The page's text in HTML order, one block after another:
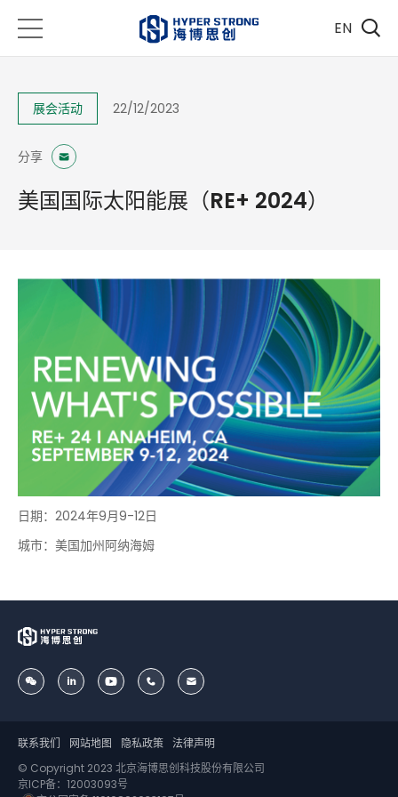
EN
展会活动 22/12/2023
分享
美国国际太阳能展（RE+ 2024）
日期：2024年9月9-12日
城市：美国加州阿纳海姆
© Copyright 2023 北京海博思创科技股份有限公司
京ICP备：12003093号
联系我们 网站地图 隐私政策 法律声明